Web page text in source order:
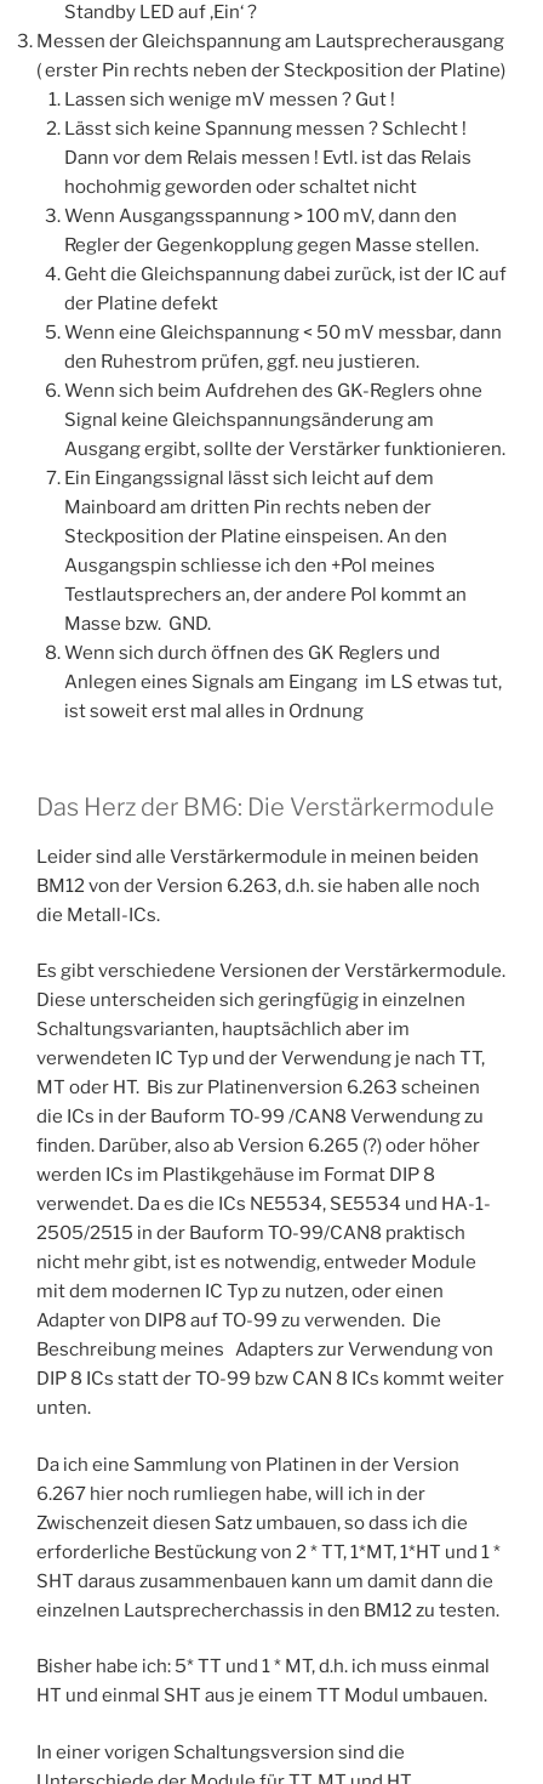
Standby LED auf ‚Ein‘ ?
Messen der Gleichspannung am Lautsprecherausgang
( erster Pin rechts neben der Steckposition der Platine)
Lassen sich wenige mV messen ? Gut !
Lässt sich keine Spannung messen ? Schlecht !
Dann vor dem Relais messen ! Evtl. ist das Relais
hochohmig geworden oder schaltet nicht
Wenn Ausgangsspannung > 100 mV, dann den
Regler der Gegenkopplung gegen Masse stellen.
Geht die Gleichspannung dabei zurück, ist der IC auf
der Platine defekt
Wenn eine Gleichspannung < 50 mV messbar, dann
den Ruhestrom prüfen, ggf. neu justieren.
Wenn sich beim Aufdrehen des GK-Reglers ohne
Signal keine Gleichspannungsänderung am
Ausgang ergibt, sollte der Verstärker funktionieren.
Ein Eingangssignal lässt sich leicht auf dem
Mainboard am dritten Pin rechts neben der
Steckposition der Platine einspeisen. An den
Ausgangspin schliesse ich den +Pol meines
Testlautsprechers an, der andere Pol kommt an
Masse bzw. GND.
Wenn sich durch öffnen des GK Reglers und
Anlegen eines Signals am Eingang im LS etwas tut,
ist soweit erst mal alles in Ordnung
Das Herz der BM6: Die Verstärkermodule
Leider sind alle Verstärkermodule in meinen beiden
BM12 von der Version 6.263, d.h. sie haben alle noch
die Metall-ICs.
Es gibt verschiedene Versionen der Verstärkermodule.
Diese unterscheiden sich geringfügig in einzelnen
Schaltungsvarianten, hauptsächlich aber im
verwendeten IC Typ und der Verwendung je nach TT,
MT oder HT. Bis zur Platinenversion 6.263 scheinen
die ICs in der Bauform TO-99 /CAN8 Verwendung zu
finden. Darüber, also ab Version 6.265 (?) oder höher
werden ICs im Plastikgehäuse im Format DIP 8
verwendet. Da es die ICs NE5534, SE5534 und HA-1-
2505/2515 in der Bauform TO-99/CAN8 praktisch
nicht mehr gibt, ist es notwendig, entweder Module
mit dem modernen IC Typ zu nutzen, oder einen
Adapter von DIP8 auf TO-99 zu verwenden. Die
Beschreibung meines Adapters zur Verwendung von
DIP 8 ICs statt der TO-99 bzw CAN 8 ICs kommt weiter
unten.
Da ich eine Sammlung von Platinen in der Version
6.267 hier noch rumliegen habe, will ich in der
Zwischenzeit diesen Satz umbauen, so dass ich die
erforderliche Bestückung von 2 * TT, 1*MT, 1*HT und 1 *
SHT daraus zusammenbauen kann um damit dann die
einzelnen Lautsprecherchassis in den BM12 zu testen.
Bisher habe ich: 5* TT und 1 * MT, d.h. ich muss einmal
HT und einmal SHT aus je einem TT Modul umbauen.
In einer vorigen Schaltungsversion sind die